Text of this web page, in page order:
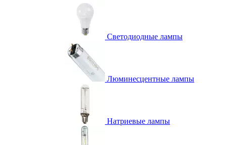
Светодиодные лампы
Люминесцентные лампы
Натриевые лампы